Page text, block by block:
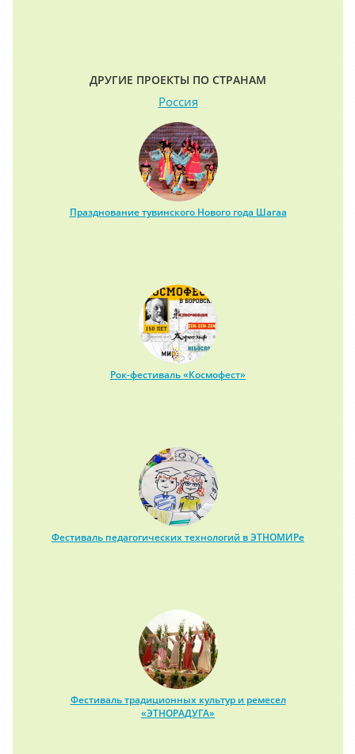
ДРУГИЕ ПРОЕКТЫ ПО СТРАНАМ
Россия
Празднование тувинского Нового года Шагаа
Рок-фестиваль «Космофест»
Фестиваль педагогических технологий в ЭТНОМИРе
Фестиваль традиционных культур и ремесел
«ЭТНОРАДУГА»